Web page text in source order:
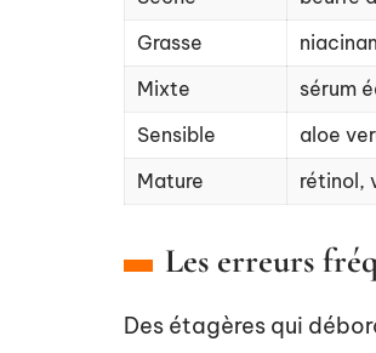
Grasse
Mixte
sérum
Sensible
aloe
Mature
rétinol,
Les erreurs
Des étagères qui